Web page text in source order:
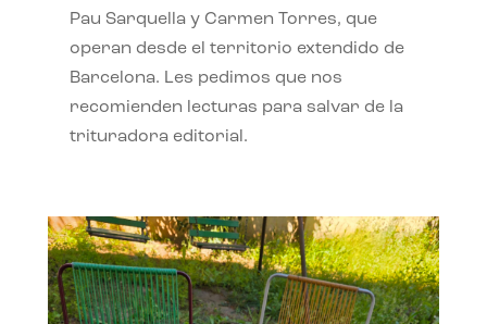
Pau Sarquella y Carmen Torres, que
operan desde el territorio extendido de
Barcelona. Les pedimos que nos
recomienden lecturas para salvar de la
trituradora editorial.